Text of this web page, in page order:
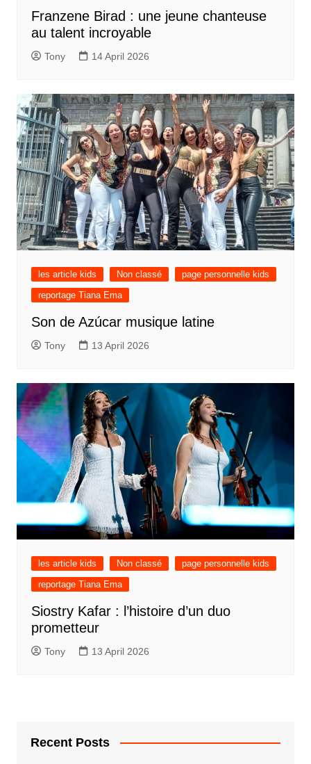
Franzene Birad : une jeune chanteuse
au talent incroyable
Tony 14 April 2026
les article kids Non classé
page personnelle kids
reportage Tiana Ema
Son de Azúcar musique latine
Tony 13 April 2026
les article kids Non classé
page personnelle kids
reportage Tiana Ema
Siostry Kafar : l’histoire d’un duo
prometteur
Tony 13 April 2026
Recent Posts